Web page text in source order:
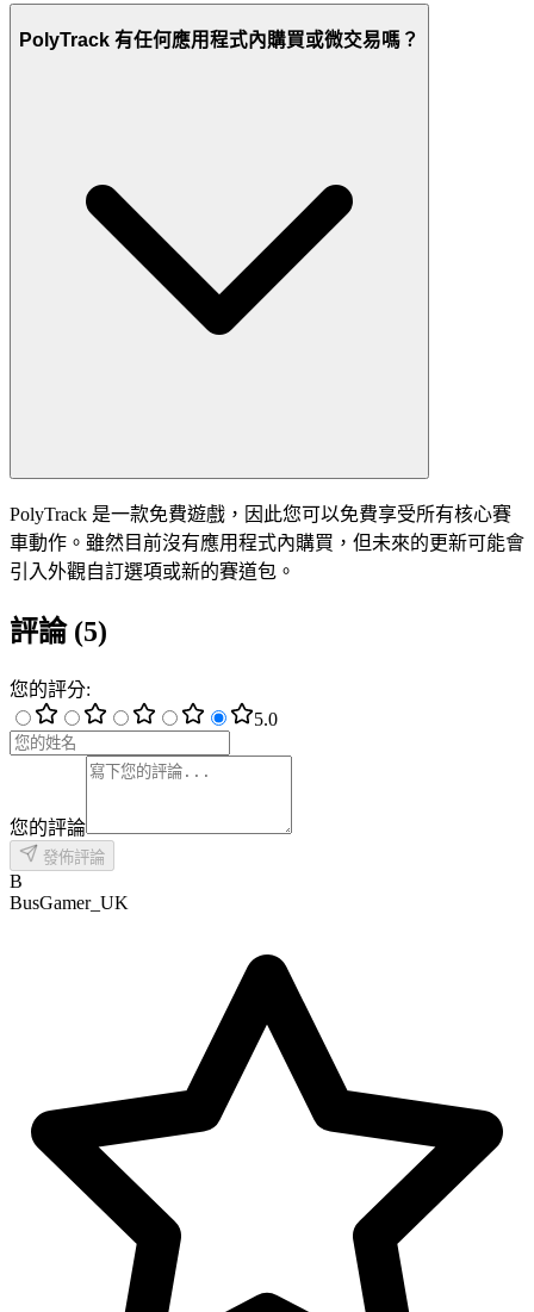
PolyTrack 有任何應用程式內購買或微交易嗎？
PolyTrack 是一款免費遊戲，因此您可以免費享受所有核心賽
車動作。雖然目前沒有應用程式內購買，但未來的更新可能會
引入外觀自訂選項或新的賽道包。
評論(5)
您的評分:
5.0
您的評論
發佈評論
B
BusGamer_UK